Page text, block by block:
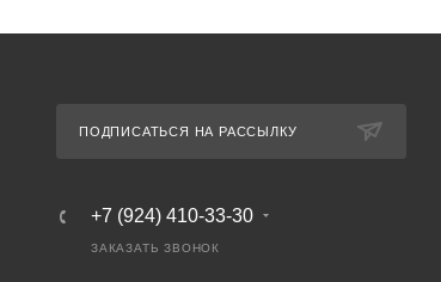
ПОДПИСАТЬСЯ НА РАССЫЛКУ
+7 (924) 410-33-30
ЗАКАЗАТЬ ЗВОНОК